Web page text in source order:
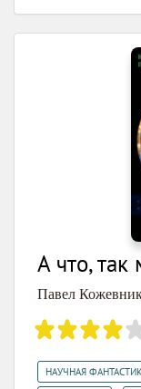
А что,
Павел
НАУЧНАЯ